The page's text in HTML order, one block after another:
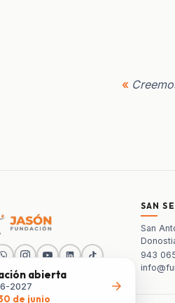
SAN
San
943
abierta
2027
de junio